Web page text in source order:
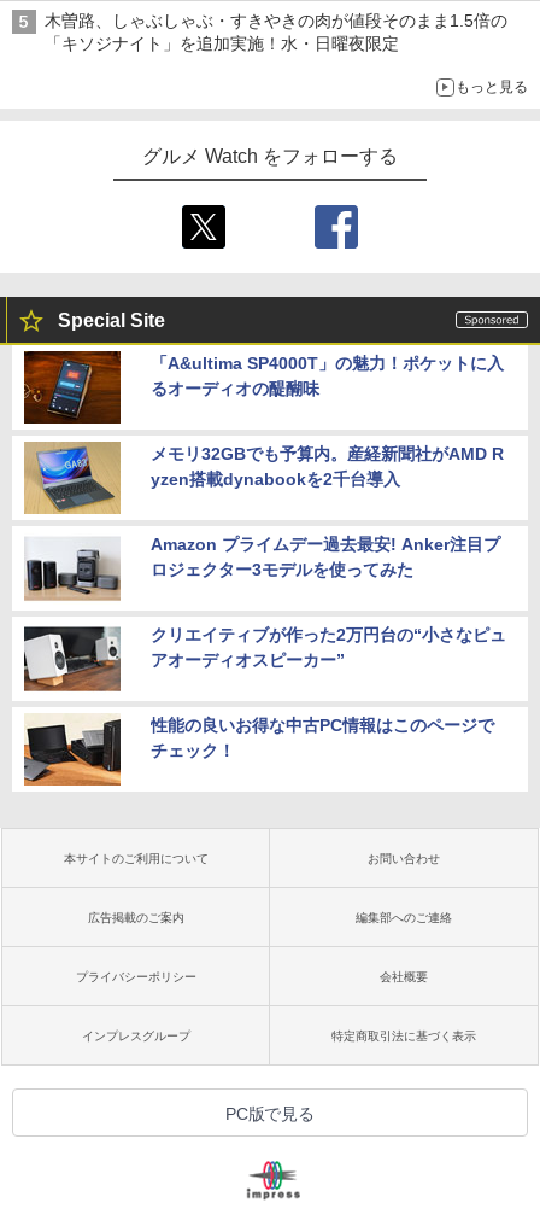
木曽路、しゃぶしゃぶ・すきやきの肉が値段そのまま1.5倍の
「キソジナイト」を追加実施！水・日曜夜限定
もっと見る
グルメ Watch をフォローする
Special Site
「A&ultima SP4000T」の魅力！ポケットに入
るオーディオの醍醐味
メモリ32GBでも予算内。産経新聞社がAMD R
yzen搭載dynabookを2千台導入
Amazon プライムデー過去最安! Anker注目プ
ロジェクター3モデルを使ってみた
クリエイティブが作った2万円台の“小さなピュ
アオーディオスピーカー”
性能の良いお得な中古PC情報はこのページで
チェック！
本サイトのご利用について お問い合わせ
広告掲載のご案内 編集部へのご連絡
プライバシーポリシー 会社概要
インプレスグループ 特定商取引法に基づく表示
PC版で見る